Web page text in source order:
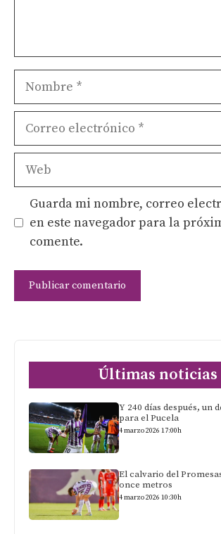
Nombre
Guarda mi nombre, correo
en este navegador para la
comente.
Últimas noticias
Y 240 días después, un
para el Pucela
4 marzo 2026 17:00h
El calvario del
once metros
4 marzo 2026 10:30h